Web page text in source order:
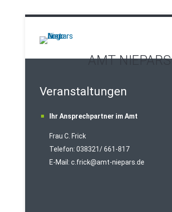
AMT NIEPARS
Veranstaltungen
Ihr Ansprechpartner im Amt
Frau C. Frick
Telefon: 038321/ 661-817
E-Mail: c.frick@amt-niepars.de